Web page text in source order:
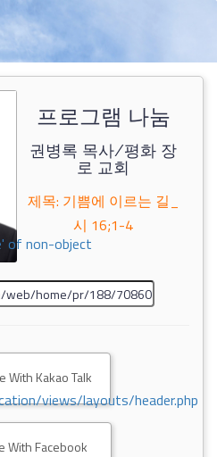
of non-object
views/layouts/header.php
프로그램 나눔
권병록 목사/평화 장
로 교회
제목: 기쁨에 이르는 길_
시 16;1-4
With Kakao Talk
With Facebook